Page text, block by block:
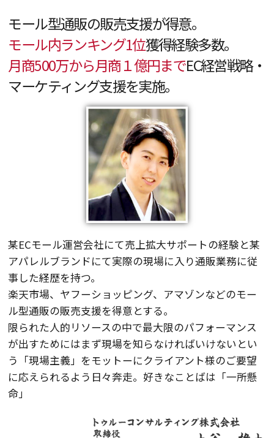
モール型通販の販売支援が得意。
モール内ランキング1位獲得経験多数。
月商500万から月商１億円までEC経営戦略・
マーケティング支援を実施。
某ECモール運営会社にて売上拡大サポートの経験と某
アパレルブランドにて実際の現場に入り通販業務に従
事した経歴を持つ。
楽天市場、ヤフーショッピング、アマゾンなどのモー
ル型通販の販売支援を得意とする。
限られた人的リソースの中で最大限のパフォーマンス
が出すためにはまず現場を知らなければいけないとい
う「現場主義」をモットーにクライアント様のご要望
に応えられるよう日々奔走。好きなことばは「一所懸
命」